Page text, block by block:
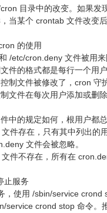
目录中的改变。如果发
当某个 crontab 文件改变
的使用
/etc/cron.deny 文件被用来
件的格式都是每行一个用
制文件被修改了，cron 守
文件在每次用户添加或删
中的规定如何，根用户都
件存在，只有其中列出的
文件会被忽略。
件不存在，所有在
止服务
，使用 /sbin/service crond
service crond stop 命令。